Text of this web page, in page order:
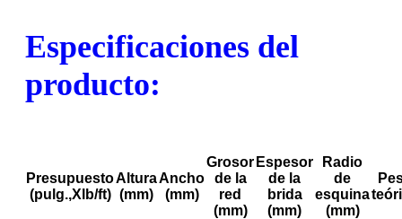
Especificaciones del
producto:
Presupuesto
(pulg.,Xlb/ft)
Altura
(mm)
Ancho
(mm)
Grosor
de la
red
(mm)
Espesor
de la
brida
(mm)
Radio
de
esquina
(mm)